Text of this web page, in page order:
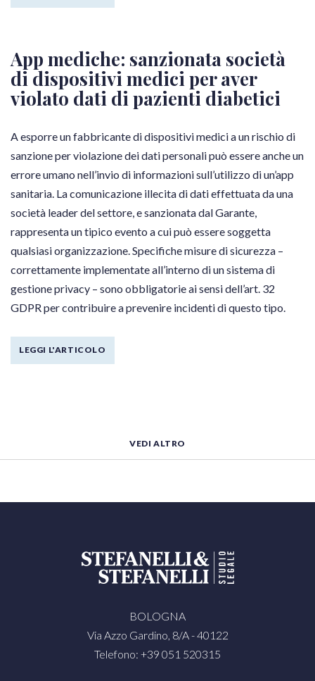
App mediche: sanzionata società
di dispositivi medici per aver
violato dati di pazienti diabetici
A esporre un fabbricante di dispositivi medici a un rischio di
sanzione per violazione dei dati personali può essere anche un
errore umano nell’invio di informazioni sull’utilizzo di un’app
sanitaria. La comunicazione illecita di dati effettuata da una
società leader del settore, e sanzionata dal Garante,
rappresenta un tipico evento a cui può essere soggetta
qualsiasi organizzazione. Specifiche misure di sicurezza –
correttamente implementate all’interno di un sistema di
gestione privacy – sono obbligatorie ai sensi dell’art. 32
GDPR per contribuire a prevenire incidenti di questo tipo.
LEGGI L'ARTICOLO
VEDI ALTRO
BOLOGNA
Via Azzo Gardino, 8/A - 40122
Telefono: +39 051 520315